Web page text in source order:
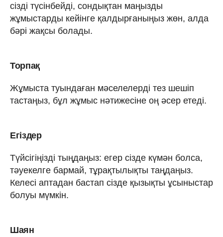
сізді түсінбейді, сондықтан маңызды
жұмыстарды кейінге қалдырғаныңыз жөн, алда
бәрі жақсы болады.
Торпақ
Жұмыста туындаған мәселелерді тез шешіп
тастаңыз, бұл жұмыс нәтижесіне оң әсер етеді.
Егіздер
Түйсігіңізді тыңдаңыз: егер сізде күмән болса,
тәуекелге бармай, тұрақтылықты таңдаңыз.
Келесі аптадан бастап сізде қызықты ұсыныстар
болуы мүмкін.
Шаян